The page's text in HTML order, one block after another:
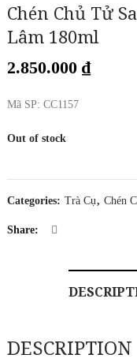
CK
Chén Chủ Tử
Lâm 180ml
2.850.000 ₫
Mã SP: CC1157
Out of stock
Categories: Trà Cụ, Chén
Share:
DESCRIPTION